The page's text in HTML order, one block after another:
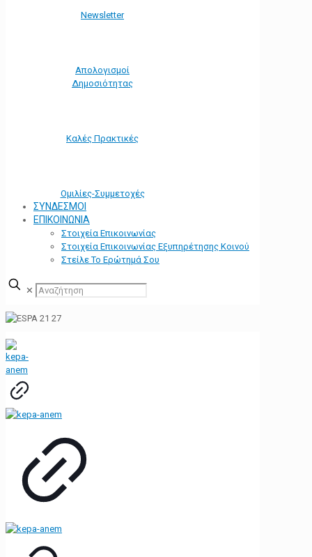
Νewsletter
Απολογισμοί
Δημοσιότητας
Καλές Πρακτικές
Ομιλίες-Συμμετοχές
ΣΥΝΔΕΣΜΟΙ
ΕΠΙΚΟΙΝΩΝΙΑ
Στοιχεία Επικοινωνίας
Στοιχεία Επικοινωνίας Εξυπηρέτησης Κοινού
Στείλε Το Ερώτημά Σου
✕